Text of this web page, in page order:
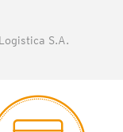
S.A.